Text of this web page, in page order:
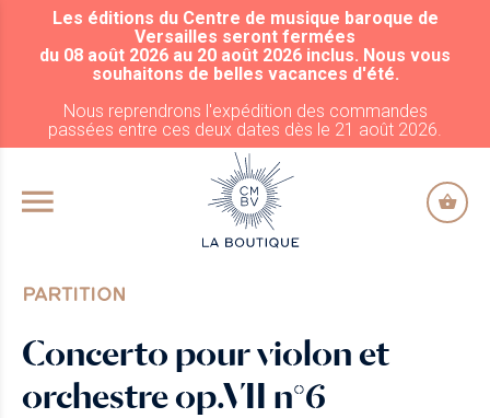
ALLER AU CONTENU PRINCIPAL
Les éditions du Centre de musique baroque de
Versailles seront fermées
du 08 août 2026 au 20 août 2026 inclus. Nous vous
souhaitons de belles vacances d'été.
Nous reprendrons l'expédition des commandes
passées entre ces deux dates dès le 21 août 2026.
PARTITION
Concerto pour violon et
orchestre op.VII n°6